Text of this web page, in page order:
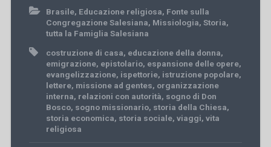
Brasile, Educazione religiosa, Fonte sulla
Congregazione Salesiana, Missiologia, Storia,
tutta la Famiglia Salesiana
costruzione di casa, educazione della donna,
emigrazione, epistolario, espansione delle opere,
evangelizzazione, ispettorie, istruzione popolare,
lettere, missione ad gentes, organizzazione
interna, relazioni con autorità, sogno di Don
Bosco, sogno missionario, storia della Chiesa,
storia economica, storia sociale, viaggi, vita
religiosa